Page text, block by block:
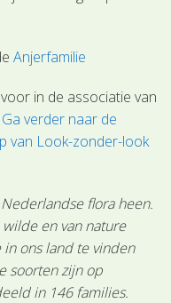
Anjerfamilie
in de associatie van
Ga verder naar de
van Look-zonder-look
flora heen.
en van nature
ons land te vinden
soorten zijn op
in 146 families.